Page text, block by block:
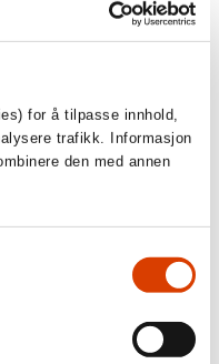
for å tilpasse innhold,
trafikk. Informasjon
den med annen